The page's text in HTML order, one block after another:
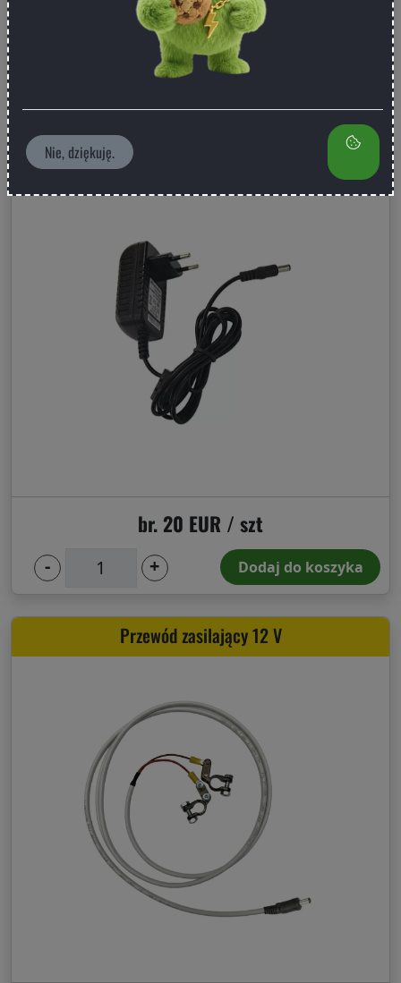
br. 10 EUR / szt
+
br. 20 EUR / szt
- + Dodaj do koszyka
Przewód zasilający 12 V
Nie, dziękuję.